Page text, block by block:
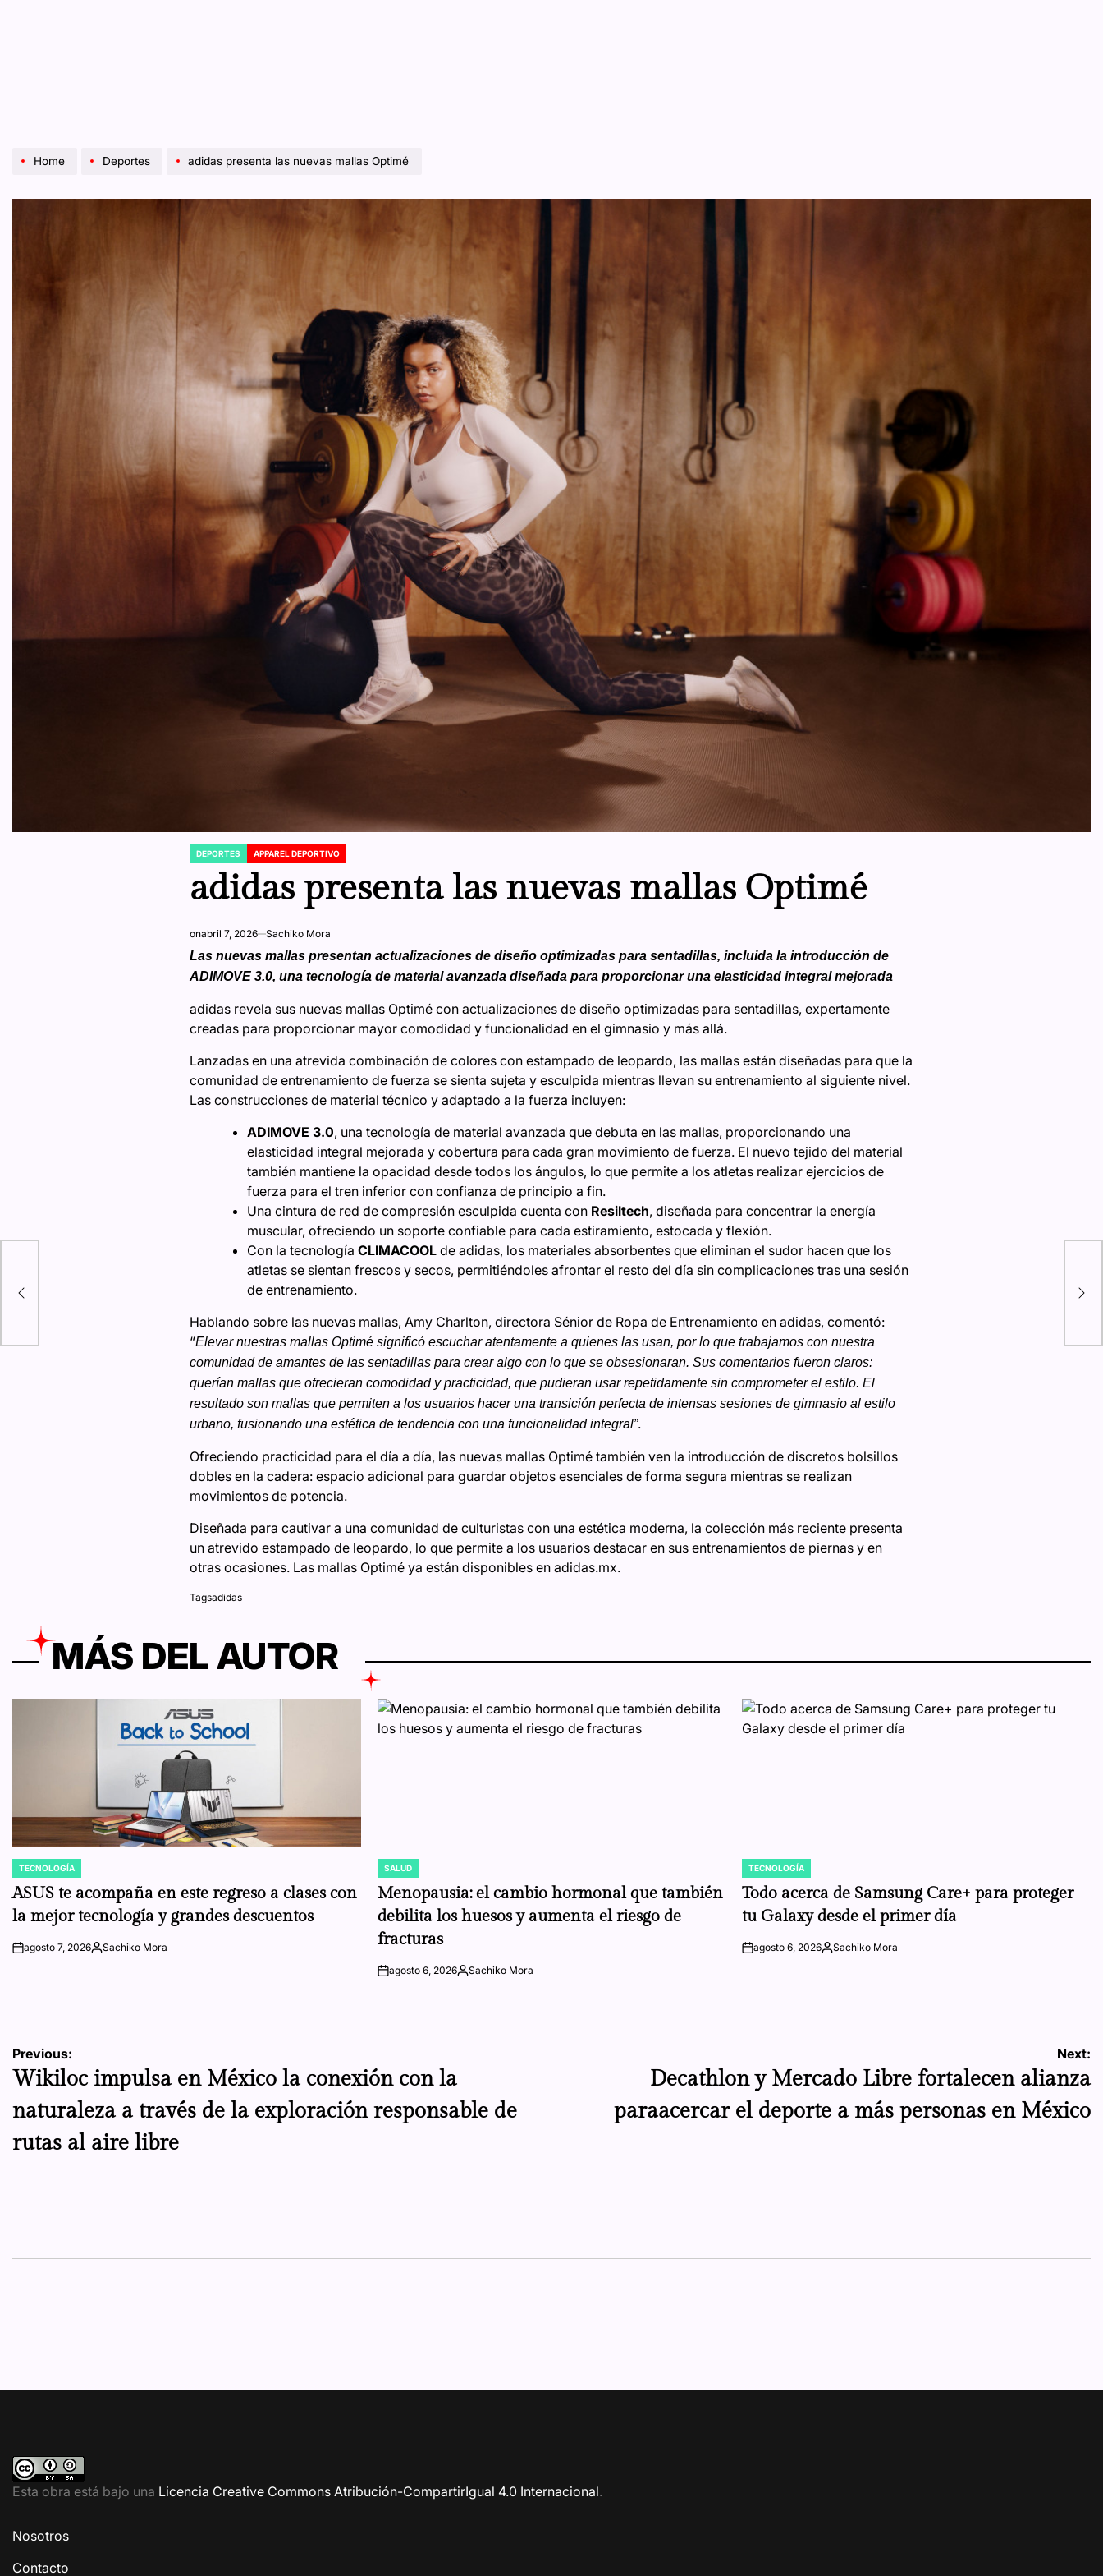
Home Deportes adidas presenta las nuevas mallas Optimé
POSTED
DEPORTES APPAREL DEPORTIVO
adidas presenta las nuevas mallas Optimé
onabril 7, 2026 Sachiko Mora
Las nuevas mallas presentan actualizaciones de diseño optimizadas para sentadillas, incluida la introducción de
ADIMOVE 3.0, una tecnología de material avanzada diseñada para proporcionar una elasticidad integral mejorada
adidas revela sus nuevas mallas Optimé con actualizaciones de diseño optimizadas para sentadillas, expertamente
creadas para proporcionar mayor comodidad y funcionalidad en el gimnasio y más allá.
Lanzadas en una atrevida combinación de colores con estampado de leopardo, las mallas están diseñadas para que la
comunidad de entrenamiento de fuerza se sienta sujeta y esculpida mientras llevan su entrenamiento al siguiente nivel.
Las construcciones de material técnico y adaptado a la fuerza incluyen:
ADIMOVE 3.0, una tecnología de material avanzada que debuta en las mallas, proporcionando una
elasticidad integral mejorada y cobertura para cada gran movimiento de fuerza. El nuevo tejido del material
también mantiene la opacidad desde todos los ángulos, lo que permite a los atletas realizar ejercicios de
fuerza para el tren inferior con confianza de principio a fin.
Una cintura de red de compresión esculpida cuenta con Resiltech, diseñada para concentrar la energía
muscular, ofreciendo un soporte confiable para cada estiramiento, estocada y flexión.
Con la tecnología CLIMACOOLde adidas, los materiales absorbentes que eliminan el sudor hacen que los
atletas se sientan frescos y secos, permitiéndoles afrontar el resto del día sin complicaciones tras una sesión
de entrenamiento.
Hablando sobre las nuevas mallas, Amy Charlton, directora Sénior de Ropa de Entrenamiento en adidas, comentó:
“Elevar nuestras mallas Optimé significó escuchar atentamente a quienes las usan, por lo que trabajamos con nuestra
comunidad de amantes de las sentadillas para crear algo con lo que se obsesionaran. Sus comentarios fueron claros:
querían mallas que ofrecieran comodidad y practicidad, que pudieran usar repetidamente sin comprometer el estilo. El
resultado son mallas que permiten a los usuarios hacer una transición perfecta de intensas sesiones de gimnasio al estilo
urbano, fusionando una estética de tendencia con una funcionalidad integral”.
Ofreciendo practicidad para el día a día, las nuevas mallas Optimé también ven la introducción de discretos bolsillos
dobles en la cadera: espacio adicional para guardar objetos esenciales de forma segura mientras se realizan
movimientos de potencia.
Diseñada para cautivar a una comunidad de culturistas con una estética moderna, la colección más reciente presenta
un atrevido estampado de leopardo, lo que permite a los usuarios destacar en sus entrenamientos de piernas y en
otras ocasiones. Las mallas Optimé ya están disponibles en adidas.mx.
Tagsadidas
MÁS DEL AUTOR
POSTED
IN
TECNOLOGÍA
ASUS te acompaña en este regreso a clases con
la mejor tecnología y grandes descuentos
onagosto 7, 2026Posted
Sachiko Mora
POSTED
IN
SALUD
Menopausia: el cambio hormonal que también
debilita los huesos y aumenta el riesgo de
fracturas
onagosto 6, 2026Posted
Sachiko Mora
POSTED
IN
TECNOLOGÍA
Todo acerca de Samsung Care+ para proteger
tu Galaxy desde el primer día
onagosto 6, 2026Posted
Sachiko Mora
Navegación
de
entradas
Previous:
Wikiloc impulsa en México la conexión con la
naturaleza a través de la exploración responsable de
rutas al aire libre
Next:
Decathlon y Mercado Libre fortalecen alianza
paraacercar el deporte a más personas en México
Esta obra está bajo una Licencia Creative Commons Atribución-CompartirIgual 4.0 Internacional.
Nosotros
Contacto